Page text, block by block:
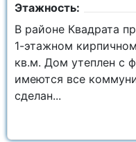
Этажность:
В районе Квадрата
1-этажном
кв.м. Дом утеплен с
имеются все
сделан...